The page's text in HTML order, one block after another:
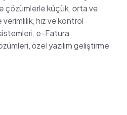
çözümlerle küçük, orta ve
hız ve kontrol
e-Fatura
özel yazılım geliştirme